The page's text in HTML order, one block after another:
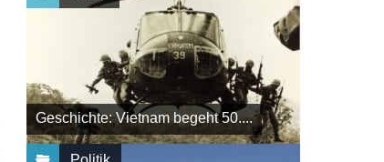
Geschichte: Vietnam begeht 50....